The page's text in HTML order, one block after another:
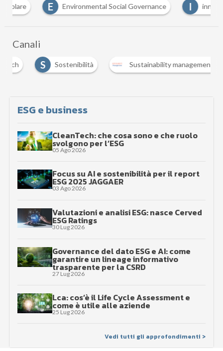
E
Environmental Social Governance I innovazione
Canali
S
Sostenibilità Sustainability management
ESG e business
CleanTech: che cosa sono e che ruolo
svolgono per l’ESG
05 Ago 2026
Focus su AI e sostenibilità per il report
ESG 2025 JAGGAER
03 Ago 2026
Valutazioni e analisi ESG: nasce Cerved
ESG Ratings
30 Lug 2026
Governance del dato ESG e AI: come
garantire un lineage informativo
trasparente per la CSRD
27 Lug 2026
Lca: cos’è il Life Cycle Assessment e
come è utile alle aziende
25 Lug 2026
Vedi tutti gli approfondimenti >